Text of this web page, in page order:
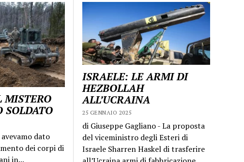
ISRAELE: LE ARMI DI
HEZBOLLAH
ALL’UCRAINA
25 GENNAIO 2025
di Giuseppe Gagliano - La proposta
del viceministro degli Esteri di
Israele Sharren Haskel di trasferire
SOLDATO
dato
dei corpi di
in...